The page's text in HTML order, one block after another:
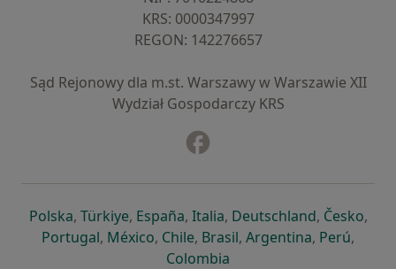
KRS: ⁠0000347997
REGON: ⁠142276657
Sąd Rejonowy dla m.st. Warszawy w Warszawie XII
Wydział Gospodarczy KRS
Polskaotwiera się w nowej karcie
, Türkiyeotwiera się w nowej karcie
, Españaotwiera się w nowej karcie
, Italiaotwiera się w nowej
, Deutschlandotwiera się
, Česko,
Portugalotwiera się w nowej karcie
, Méxicootwiera się w nowej karcie
, Chileotwiera się w nowej karcie
, Brasilotwiera się w nowej
, Argentinaotwiera się
, Perú,
Colombia